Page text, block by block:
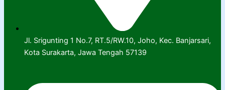
Jl. Srigunting 1 No.7, RT.5/RW.10, Joho, Kec. Banjarsari,
Kota Surakarta, Jawa Tengah 57139